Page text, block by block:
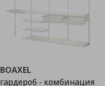
BOAXEL
гардероб - комбинация